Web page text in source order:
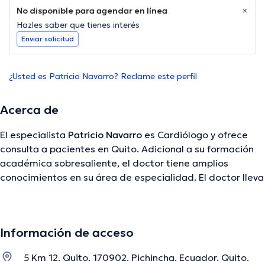
No disponible para agendar en línea
Hazles saber que tienes interés
Enviar solicitud
¿Usted es Patricio Navarro? Reclame este perfil
Acerca de
El especialista Patricio Navarro es Cardiólogo y ofrece
consulta a pacientes en Quito. Adicional a su formación
académica sobresaliente, el doctor tiene amplios
conocimientos en su área de especialidad. El doctor lleva
Navarro ha intervenido en incontables conferencias con el
Información de acceso
5 Km 12, Quito, 170902, Pichincha, Ecuador, Quito,